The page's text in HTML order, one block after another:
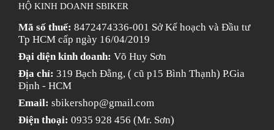
HỘ KINH DOANH SBIKER
Mã số thuế: 8472474336-001 Sở Kế hoạch và Đầu tư
Tp HCM cấp ngày 16/04/2019
Đại diện kinh doanh: Võ Huy Sơn
Địa chỉ: 319 Bạch Đằng, ( cũ p15 Bình Thạnh) P.Gia
Định - HCM
Email: sbikershop@gmail.com
Điện thoại: 0935 928 456 (Mr. Sơn)